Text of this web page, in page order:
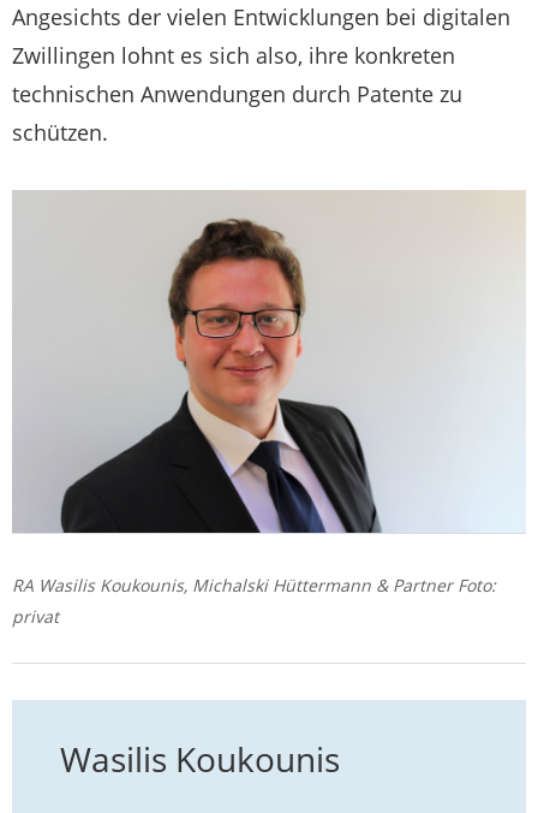
Angesichts der vielen Entwicklungen bei digitalen
Zwillingen lohnt es sich also, ihre konkreten
technischen Anwendungen durch Patente zu
schützen.
RA Wasilis Koukounis, Michalski Hüttermann & Partner Foto:
privat
Wasilis Koukounis